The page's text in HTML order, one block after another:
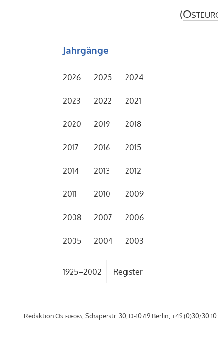
(
Jahrgänge
2026 2025 2024
2023 2022 2021
2020 2019 2018
2017 2016 2015
2014 2013 2012
2011 2010 2009
2008 2007 2006
2005 2004 2003
1925–2002 Register
Redaktion Osteuropa, Schaperstr. 30, D-10719 Berlin, +49 (0)30/30